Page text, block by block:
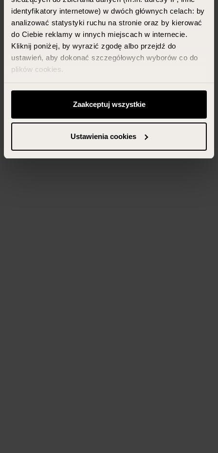
identyfikatory internetowe) w dwóch głównych celach: by
analizować statystyki ruchu na stronie oraz by kierować
do Ciebie reklamy w innych miejscach w internecie.
Kliknij poniżej, by wyrazić zgodę albo przejdź do
ustawień, aby dokonać szczegółowych wyborów co do
plików cookies.
Możesz zawsze zarządzać swoimi zgodami (w tym
odwołać te, których udzieliłeś wcześniej) klikając w
przycisk „Ustawienia cookies” widoczny na samym dole
Więcej informacji znajdziesz w zakładce „Szczegóły”
Zaakceptuj wszystkie
Ustawienia cookies